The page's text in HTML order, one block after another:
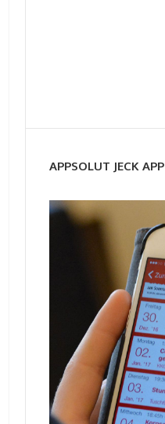
APPSOLUT JECK APP